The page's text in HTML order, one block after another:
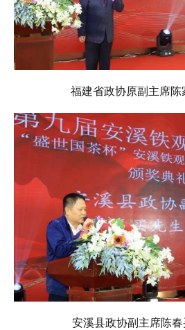
福建省政协原副主席
安溪县政协副主席陈